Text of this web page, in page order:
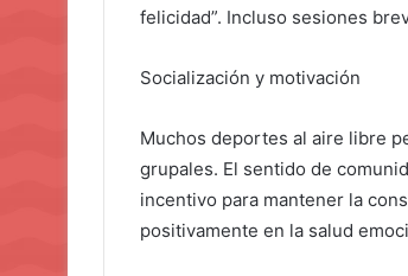
felicidad”. Incluso sesiones
Socialización y motivación
Muchos deportes al aire libre
grupales. El sentido de
incentivo para mantener la
positivamente en la salud